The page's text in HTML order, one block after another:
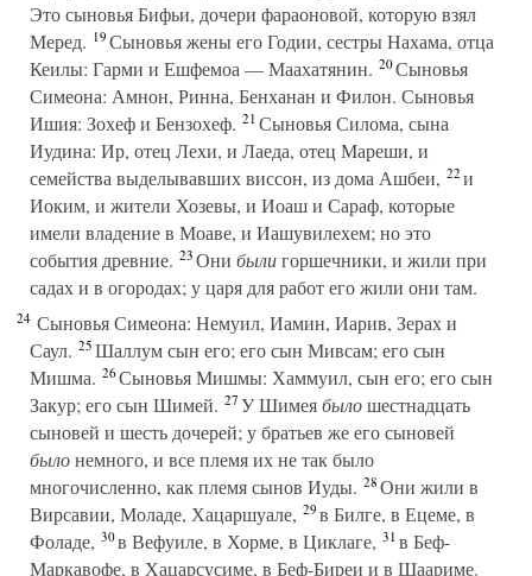
Это сыновья Бифьи, дочери фараоновой, которую взял
Меред. 19Сыновья жены его Годии, сестры Нахама, отца
Кеилы: Гарми и Ешфемоа — Маахатянин. 20Сыновья
Симеона: Амнон, Ринна, Бенханан и Филон. Сыновья
Ишия: Зохеф и Бензохеф. 21Сыновья Силома, сына
Иудина: Ир, отец Лехи, и Лаеда, отец Мареши, и
семейства выделывавших виссон, из дома Ашбеи, 22и
Иоким, и жители Хозевы, и Иоаш и Сараф, которые
имели владение в Моаве, и Иашувилехем; но это
события древние. 23Они былигоршечники, и жили при
садах и в огородах; у царя для работ его жили они там.
24 Сыновья Симеона: Немуил, Иамин, Иарив, Зерах и
Саул. 25Шаллум сын его; его сын Мивсам; его сын
Мишма. 26Сыновья Мишмы: Хаммуил, сын его; его сын
Закур; его сын Шимей. 27У Шимеябылошестнадцать
сыновей и шесть дочерей; у братьев же его сыновей
былонемного, и все племя их не так было
многочисленно, как племя сынов Иуды. 28Они жили в
Вирсавии, Моладе, Хацаршуале, 29в Билге, в Ецеме, в
Фоладе, 30в Вефуиле, в Хорме, в Циклаге, 31в Беф-
Маркавофе, в Хацарсусиме, в Беф-Биреи и в Шаариме.